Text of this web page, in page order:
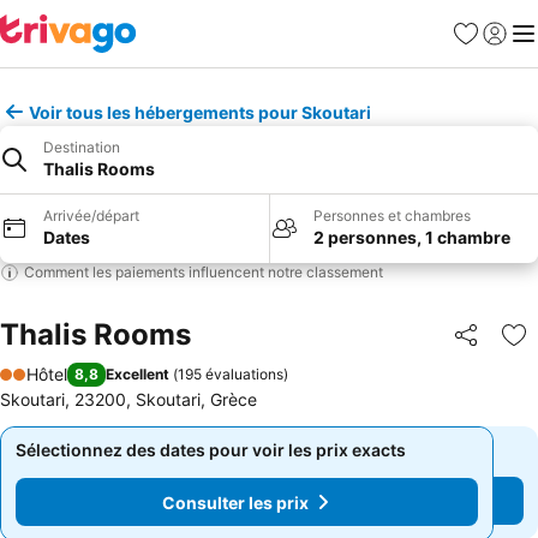
Favoris
Se
Voir tous les hébergements pour Skoutari
Destination
Thalis Rooms
Arrivée/départ
Dates
Personnes et chambres
2 personnes, 1 chambre
Comment les paiements influencent notre classement
Thalis Rooms Partager
2 Étoiles
Hôtel 8,8 Excellent (195 évaluations)
Skoutari, 23200, Skoutari, Grèce
Sélectionnez des dates pour voir les prix exacts
Consulter les prix
Sélectionnez des dates pour voir les prix exacts
Consulter les prix